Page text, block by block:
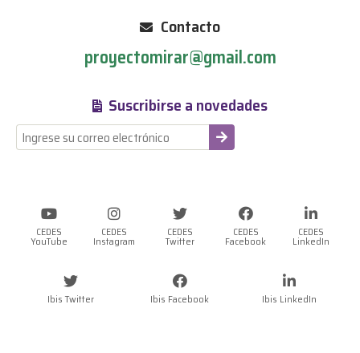
Contacto
proyectomirar@gmail.com
Suscribirse a novedades
-
CEDES
YouTube
CEDES
Instagram
CEDES
Twitter
CEDES
Facebook
CEDES
LinkedIn
Ibis Twitter Ibis Facebook Ibis LinkedIn